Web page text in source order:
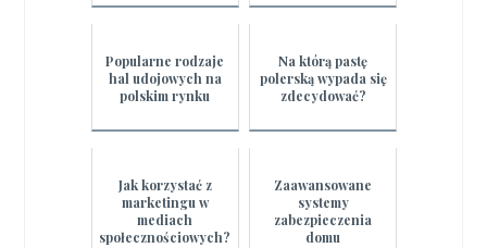
Popularne rodzaje
hal udojowych na
polskim rynku
Na którą pastę
polerską wypada się
zdecydować?
Jak korzystać z
marketingu w
mediach
społecznościowych?
Zaawansowane
systemy
zabezpieczenia
domu